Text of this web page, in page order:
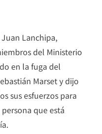
Lanchipa,
del Ministerio
en la fuga del
Marset y dijo
sus esfuerzos para
que está